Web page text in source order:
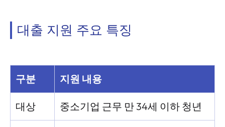
대출 지원 주요 특징
구분 지원 내용
대상 중소기업 근무 만 34세 이하 청년